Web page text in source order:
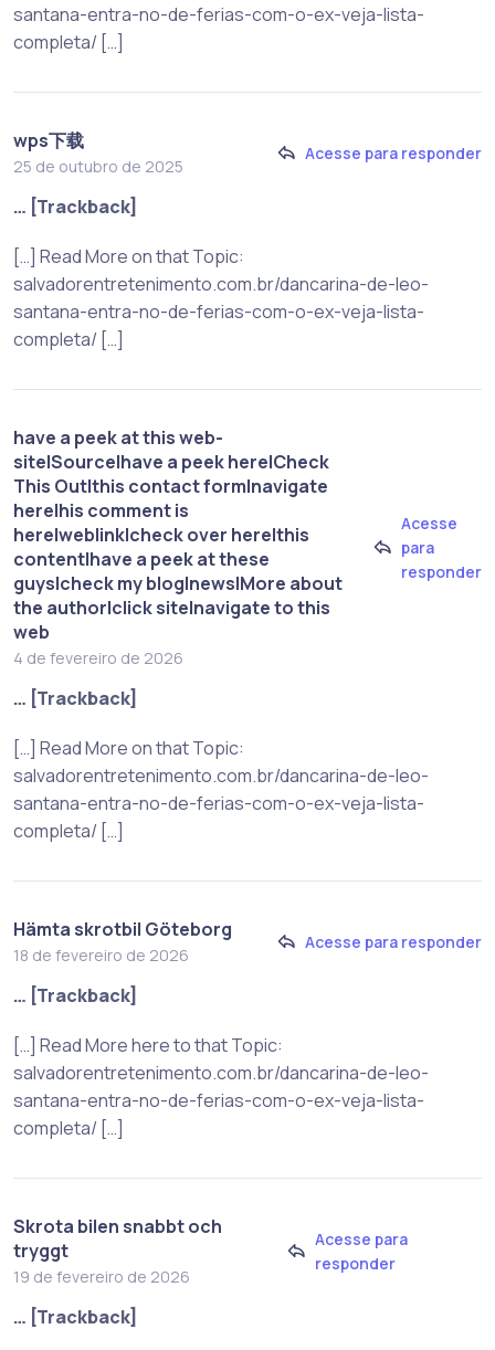
santana-entra-no-de-ferias-com-o-ex-veja-lista-
completa/ […]
wps下载
25 de outubro de 2025
Acesse para responder
… [Trackback]
[…] Read More on that Topic:
salvadorentretenimento.com.br/dancarina-de-leo-
santana-entra-no-de-ferias-com-o-ex-veja-lista-
completa/ […]
have a peek at this web-
site|Source|have a peek here|Check
This Out|this contact form|navigate
here|his comment is
here|weblink|check over here|this
content|have a peek at these
guys|check my blog|news|More about
the author|click site|navigate to this
web
4 de fevereiro de 2026
Acesse
para
responder
… [Trackback]
[…] Read More on that Topic:
salvadorentretenimento.com.br/dancarina-de-leo-
santana-entra-no-de-ferias-com-o-ex-veja-lista-
completa/ […]
Hämta skrotbil Göteborg
18 de fevereiro de 2026
Acesse para responder
… [Trackback]
[…] Read More here to that Topic:
salvadorentretenimento.com.br/dancarina-de-leo-
santana-entra-no-de-ferias-com-o-ex-veja-lista-
completa/ […]
Skrota bilen snabbt och
tryggt
19 de fevereiro de 2026
Acesse para
responder
… [Trackback]